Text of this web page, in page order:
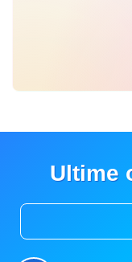
Ultime